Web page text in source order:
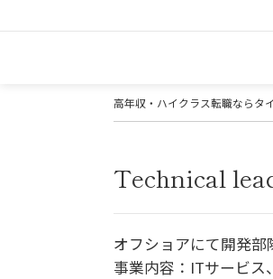
高年収・ハイクラス転職ならタ
Technical
オフショアにて開発部
事業内容：ITサービス